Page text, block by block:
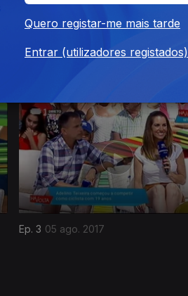
Ep. 3 05 ago. 2017
Quero registar-me mais tarde
Entrar (utilizadores registados)